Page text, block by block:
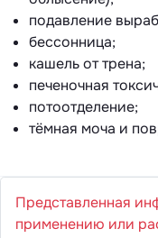
подавление
бессонница;
кашель от трена;
печеночная
потоотделение;
тёмная моча и
Представленная
применению или